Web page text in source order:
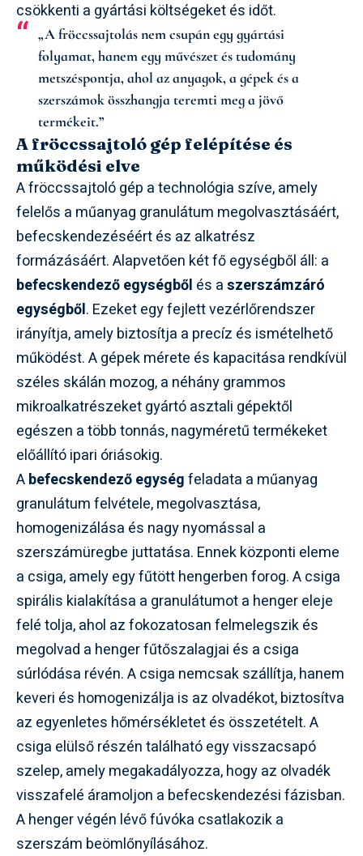
csökkenti a gyártási költségeket és időt.
„A fröccssajtolás nem csupán egy gyártási
folyamat, hanem egy művészet és tudomány
metszéspontja, ahol az anyagok, a gépek és a
szerszámok összhangja teremti meg a jövő
termékeit.”
A fröccssajtoló gép felépítése és
működési elve
A fröccssajtoló gép a technológia szíve, amely
felelős a műanyag granulátum megolvasztásáért,
befecskendezéséért és az alkatrész
formázásáért. Alapvetően két fő egységből áll: a
befecskendező egységből és aszerszámzáró
egységből. Ezeket egy fejlett vezérlőrendszer
irányítja, amely biztosítja a precíz és ismételhető
működést. A gépek mérete és kapacitása rendkívül
széles skálán mozog, a néhány grammos
mikroalkatrészeket gyártó asztali gépektől
egészen a több tonnás, nagyméretű termékeket
előállító ipari óriásokig.
Abefecskendező egységfeladata a műanyag
granulátum felvétele, megolvasztása,
homogenizálása és nagy nyomással a
szerszámüregbe juttatása. Ennek központi eleme
a csiga, amely egy fűtött hengerben forog. A csiga
spirális kialakítása a granulátumot a henger eleje
felé tolja, ahol az fokozatosan felmelegszik és
megolvad a henger fűtőszalagjai és a csiga
súrlódása révén. A csiga nemcsak szállítja, hanem
keveri és homogenizálja is az olvadékot, biztosítva
az egyenletes hőmérsékletet és összetételt. A
csiga elülső részén található egy visszacsapó
szelep, amely megakadályozza, hogy az olvadék
visszafelé áramoljon a befecskendezési fázisban.
A henger végén lévő fúvóka csatlakozik a
szerszám beömlőnyílásához.